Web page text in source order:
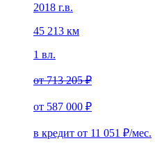
2018 г.в.
45 213 км
1 вл.
от713 205 ₽
от 587 000 ₽
в кредит от 11 051 ₽/мес.